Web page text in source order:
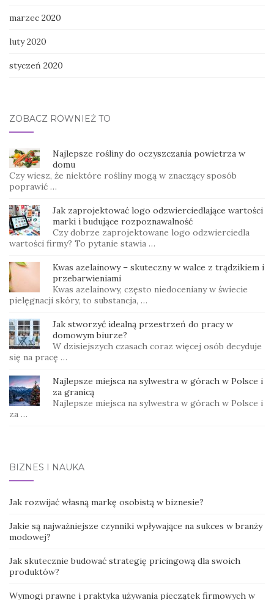
marzec 2020
luty 2020
styczeń 2020
ZOBACZ RÓWNIEŻ TO
Najlepsze rośliny do oczyszczania powietrza w
domu
Czy wiesz, że niektóre rośliny mogą w znaczący sposób
poprawić …
Jak zaprojektować logo odzwierciedlające wartości
marki i budujące rozpoznawalność
Czy dobrze zaprojektowane logo odzwierciedla
wartości firmy? To pytanie stawia …
Kwas azelainowy – skuteczny w walce z trądzikiem i
przebarwieniami
Kwas azelainowy, często niedoceniany w świecie
pielęgnacji skóry, to substancja, …
Jak stworzyć idealną przestrzeń do pracy w
domowym biurze?
W dzisiejszych czasach coraz więcej osób decyduje
się na pracę …
Najlepsze miejsca na sylwestra w górach w Polsce i
za granicą
Najlepsze miejsca na sylwestra w górach w Polsce i
za …
BIZNES I NAUKA
Jak rozwijać własną markę osobistą w biznesie?
Jakie są najważniejsze czynniki wpływające na sukces w branży
modowej?
Jak skutecznie budować strategię pricingową dla swoich
produktów?
Wymogi prawne i praktyka używania pieczątek firmowych w